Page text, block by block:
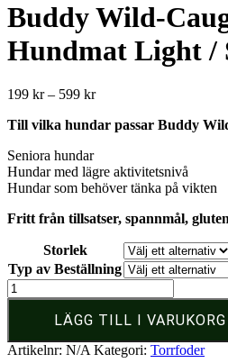
Buddy Wild-
Hundmat Light /
199 kr – 599 krPrisintervall:
till
Till vilka hundar passar Buddy
Seniora hundar
Hundar med lägre aktivitetsnivå
Hundar som behöver tänka på vikten
Fritt från tillsatser, spannmål,
Storlek
Typ av Beställning
Buddy
Wild-
|
LÄGG TILL I VARUKORG
Artikelnr: N/A Kategori: Torrfoder